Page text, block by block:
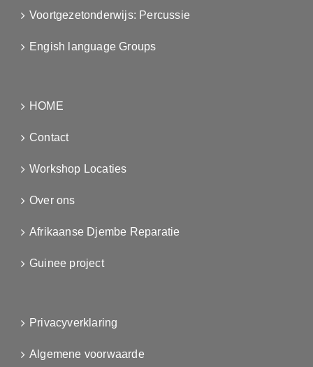
Voortgezetonderwijs: Percussie
Engish language Groups
HOME
Contact
Workshop Locaties
Over ons
Afrikaanse Djembe Reparatie
Guinee project
Privacyverklaring
Algemene voorwaarde